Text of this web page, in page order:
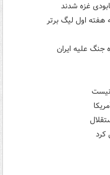
غزه شدند
اول لیگ برتر
جنگ علیه ایران
کرد